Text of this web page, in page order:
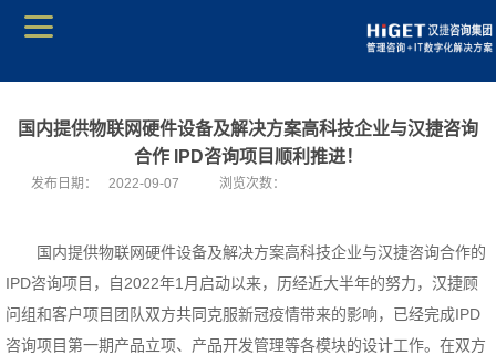
国内提供物联网硬件设备及解决方案高科技企业与汉捷咨询
合作 IPD咨询项目顺利推进！
发布日期： 2022-09-07 浏览次数：
国内提供物联网硬件设备及解决方案高科技企业与汉捷咨询合作的
IPD咨询项目，自2022年1月启动以来，历经近大半年的努力，汉捷顾
问组和客户项目团队双方共同克服新冠疫情带来的影响，已经完成IPD
咨询项目第一期产品立项、产品开发管理等各模块的设计工作。在双方